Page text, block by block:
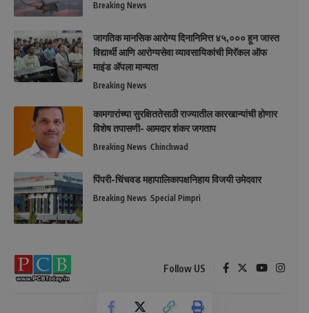
Breaking News
जागतिक मानसिक आरोग्य दिनानिमित्त ४५,००० हून जास्त
विद्यार्थी आणि आरोग्यसेवा व्यावसायिकांची मिरॅकल ऑफ
माइंड ॲपला मान्यता
Breaking News
कामगारांच्या सुरक्षिततेसाठी राज्यातील कारखान्यांची होणार
विशेष तपासणी- आमदार शंकर जगताप
Breaking News Chinchwad
पिंपरी-चिंचवड महापालिकापक्षनिहाय विजयी उमेदवार
Breaking News Special Pimpri
Follow US
© 2026 All Rights Reserved.